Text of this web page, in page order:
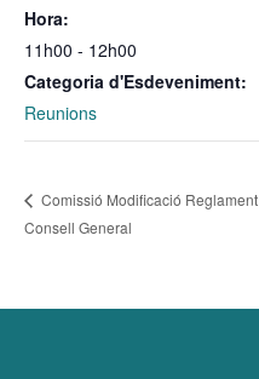
Hora:
11h00 - 12h00
Categoria d'Esdeveniment:
Reunions
Comissió Modificació Reglament
Consell General